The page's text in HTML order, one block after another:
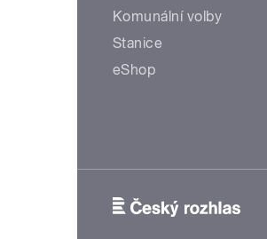
Komunální volby
Stanice
eShop